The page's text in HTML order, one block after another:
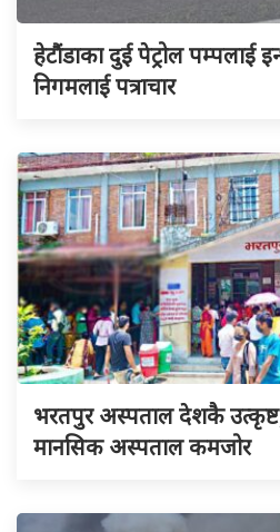
हेटौंडाका दुई पेट्रोल पम्पलाई
निगमलाई पत्राचार
भरतपुर अस्पताल देशकै उत्कृष्ट,
मानसिक अस्पताल कमजोर